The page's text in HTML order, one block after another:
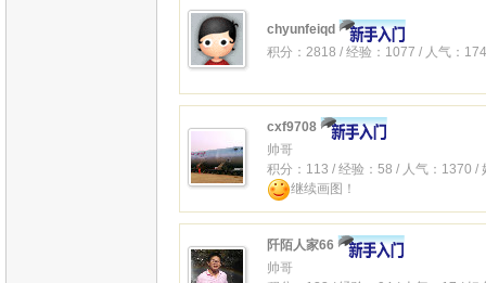
chyunfeiqd
积分：2818 / 经验：1077 / 人气：
cxf9708
帅哥
积分：113 / 经验：58 / 人气：1370 /
继续画图！
阡陌人家66
帅哥